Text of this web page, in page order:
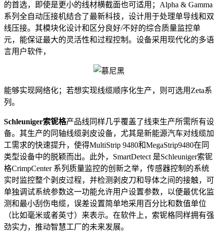
的首选，即使是更小的线材横截面也可适用；Alpha & Gamma
系列全自动压接机结合了最新科技，设计用于处理单导线和双
线压接。其模块化设计和区分良好/不好的综合质量监控单
元，能保证最大的灵活性和过程控制。设备采用现代化的多语
言用户软件，
能够实现网络化；若想实现线缆顺序化生产，则可选用Zeta系
列。
Schleuniger索铌格产品线同样几乎覆盖了线束生产所需所有设
备。其生产的同轴线缆剥皮设备，尤其是新能源汽车对线缆加
工需求的快速提升，使得MultiStrip 9480和MegaStrip9480在同
类型设备中的脱颖而出。此外，SmartDetect 是Schleuniger索铌
格CrimpCenter 系列质量监控的创新之举，传感器控制的系统
实时监控整个剥皮过程，并检测剥皮刀和导体之间的接触，可
单独调试系统参数这一功能允许用户设置参数，以便最优化监
测和最小刮伤电缆，误差设置简单地采用百分比和数值单位
（比如毫米或者英寸）来表示。在软件上，索铌格同样拥有强
劲实力，推动智慧工厂的未来发展。